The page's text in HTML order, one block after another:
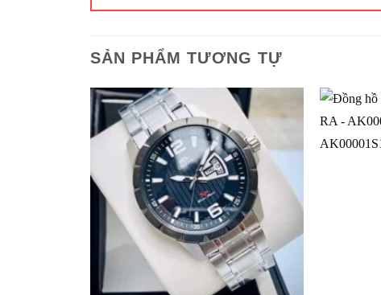
SẢN PHẨM TƯƠNG TỰ